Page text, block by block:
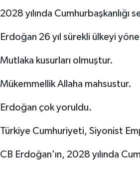
2028 yılında Cumhurbaşkanlığı
Erdoğan 26 yıl sürekli ülkeyi
Mutlaka kusurları olmuştur.
Mükemmellik Allaha mahsustur.
Erdoğan çok yoruldu.
Türkiye Cumhuriyeti, Siyonist
CB Erdoğan'ın, 2028 yılında